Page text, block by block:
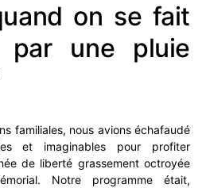
on se fait
par une pluie
familiales, nous avions échafaudé
et imaginables pour profiter
de liberté grassement octroyée
Notre programme était,